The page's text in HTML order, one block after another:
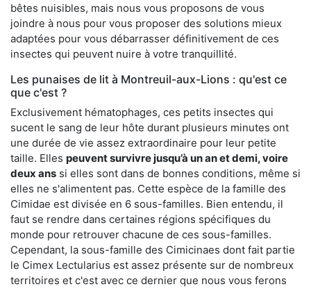
bêtes nuisibles, mais nous vous proposons de vous
joindre à nous pour vous proposer des solutions mieux
adaptées pour vous débarrasser définitivement de ces
insectes qui peuvent nuire à votre tranquillité.
Les punaises de lit à Montreuil-aux-Lions : qu'est ce
que c'est ?
Exclusivement hématophages, ces petits insectes qui
sucent le sang de leur hôte durant plusieurs minutes ont
une durée de vie assez extraordinaire pour leur petite
taille. Elles peuvent survivre jusqu’à un an et demi, voire
deux ans si elles sont dans de bonnes conditions, même si
elles ne s'alimentent pas. Cette espèce de la famille des
Cimidae est divisée en 6 sous-familles. Bien entendu, il
faut se rendre dans certaines régions spécifiques du
monde pour retrouver chacune de ces sous-familles.
Cependant, la sous-famille des Cimicinaes dont fait partie
le Cimex Lectularius est assez présente sur de nombreux
territoires et c'est avec ce dernier que nous vous ferons